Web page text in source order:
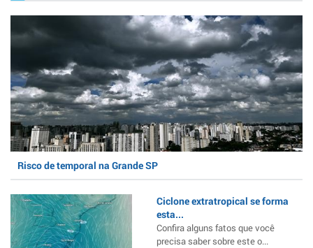
Risco de temporal na Grande SP
Ciclone extratropical se forma
esta...
Confira alguns fatos que você
precisa saber sobre este o...